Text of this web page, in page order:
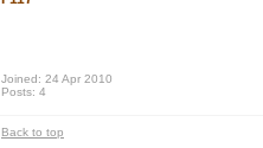
Joined: 24 Apr 2010
Posts: 4
Back to top